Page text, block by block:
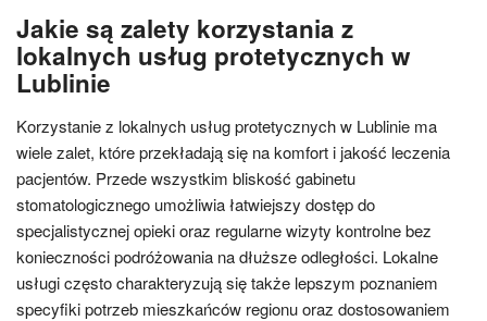
Jakie są zalety korzystania z
lokalnych usług protetycznych w
Lublinie
Korzystanie z lokalnych usług protetycznych w Lublinie ma
wiele zalet, które przekładają się na komfort i jakość leczenia
pacjentów. Przede wszystkim bliskość gabinetu
stomatologicznego umożliwia łatwiejszy dostęp do
specjalistycznej opieki oraz regularne wizyty kontrolne bez
konieczności podróżowania na dłuższe odległości. Lokalne
usługi często charakteryzują się także lepszym poznaniem
specyfiki potrzeb mieszkańców regionu oraz dostosowaniem